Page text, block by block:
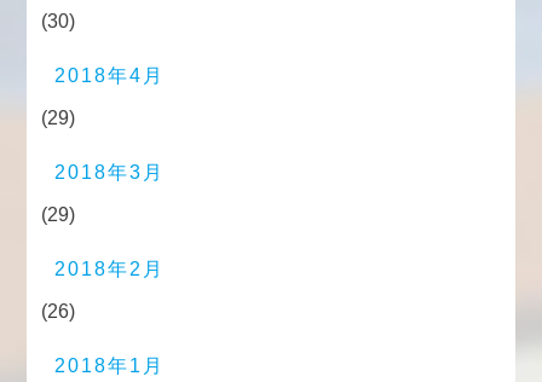
(30)
2018年4月
(29)
2018年3月
(29)
2018年2月
(26)
2018年1月